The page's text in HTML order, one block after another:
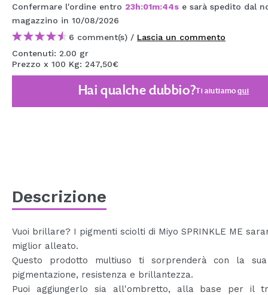
MAQUIFARMA
KOREA ZONE
TRAVEL SIZE
PROSSIMAMENTE
Confermare l'ordine entro 23h:01m:44s e sarà spedito dal
magazzino in 10/08/2026
6 comment(s) / Lascia un commento
Contenuti: 2.00 gr
Prezzo x 100 Kg: 247,50€
Hai qualche dubbio?Ti aiutiamoqui
Descrizione
Vuoi brillare? I pigmenti sciolti di Miyo SPRINKLE ME
miglior alleato.
Questo prodotto multiuso ti sorprenderà con la
pigmentazione, resistenza e brillantezza.
Puoi aggiungerlo sia all'ombretto, alla base per il